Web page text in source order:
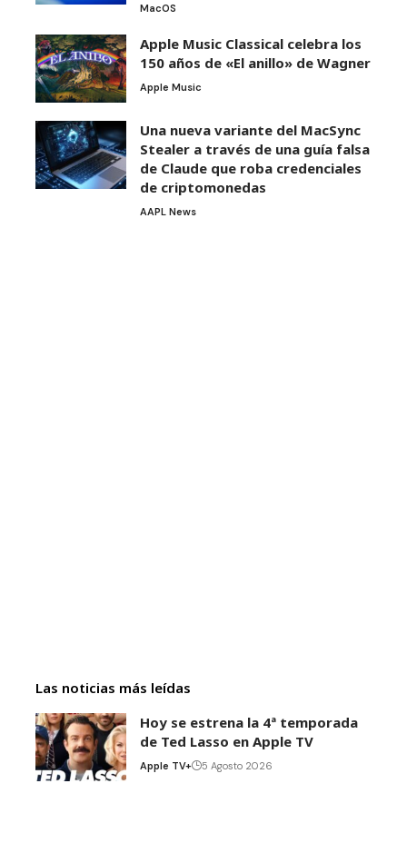
MacOS
Apple Music Classical celebra los
150 años de «El anillo» de Wagner
Apple Music
Una nueva variante del MacSync
Stealer a través de una guía falsa
de Claude que roba credenciales
de criptomonedas
AAPL News
Las noticias más leídas
Hoy se estrena la 4ª temporada
de Ted Lasso en Apple TV
Apple TV+ 5 Agosto 2026